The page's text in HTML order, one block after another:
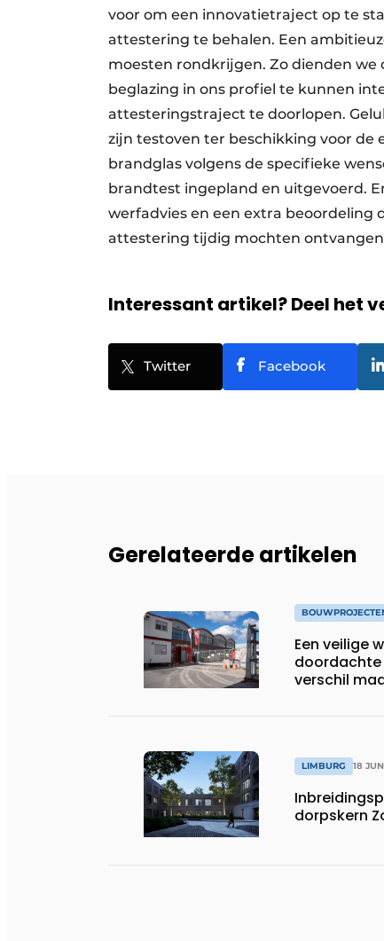
voor om een innovatietraject op te
attestering te behalen. Een
moesten rondkrijgen. Zo dienden
beglazing in ons profiel te kunnen
attesteringstraject te doorlopen.
zijn testoven ter beschikking voor
brandglas volgens de specifieke
brandtest ingepland en uitgevoerd.
werfadvies en een extra beoordeling
attestering tijdig mochten
Interessant artikel? Deel het
Twitter Facebook
Gerelateerde artikelen
Een veilige
verschil
LIMBURG 18
dorpskern